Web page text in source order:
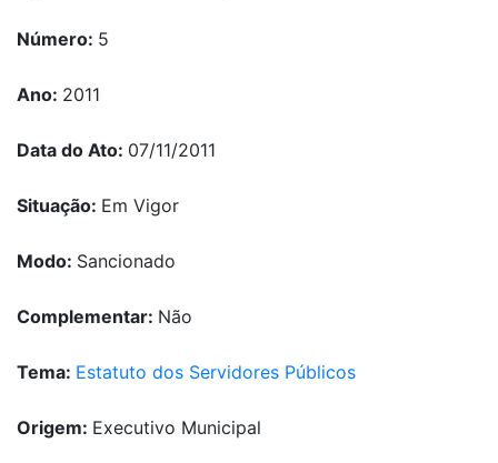
Número: 5
Ano: 2011
Data do Ato: 07/11/2011
Situação: Em Vigor
Modo: Sancionado
Complementar: Não
Tema: Estatuto dos Servidores Públicos
Origem: Executivo Municipal